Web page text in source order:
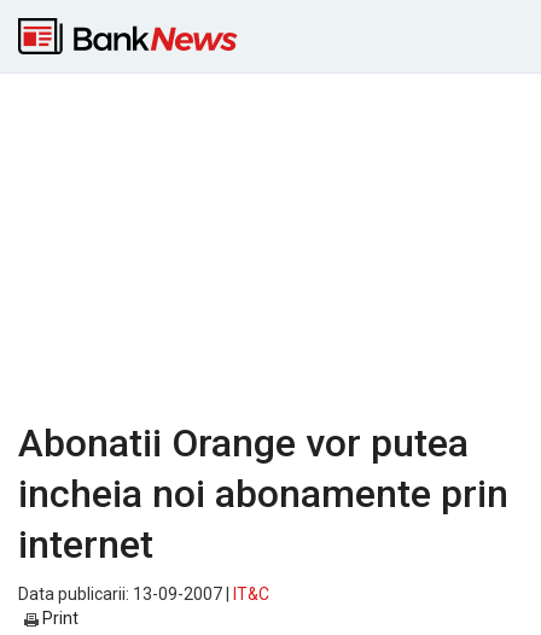
Abonatii Orange vor putea
incheia noi abonamente prin
internet
Data publicarii: 13-09-2007 |
IT&C
Print